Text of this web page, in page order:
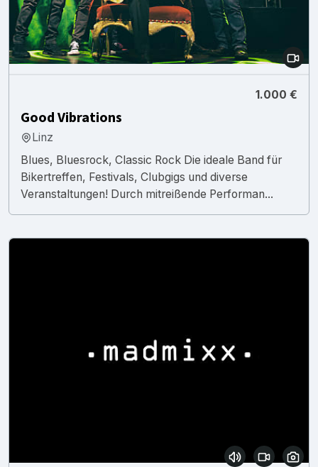
1.000 €
Good Vibrations
Linz
Blues, Bluesrock, Classic Rock Die ideale Band für
Bikertreffen, Festivals, Clubgigs und diverse
Veranstaltungen! Durch mitreißende Performan...